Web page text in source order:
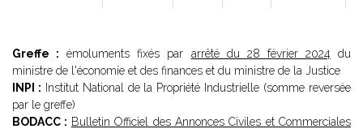
Greffe : émoluments fixés par arrêté du 28 février 2024 du
ministre de l'économie et des finances et du ministre de la Justice
INPI : Institut National de la Propriété Industrielle (somme reversée
par le greffe)
BODACC : Bulletin Officiel des Annonces Civiles et Commerciales